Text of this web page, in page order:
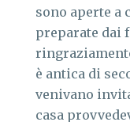
sono aperte a
preparate dai
è antica di
venivano
casa